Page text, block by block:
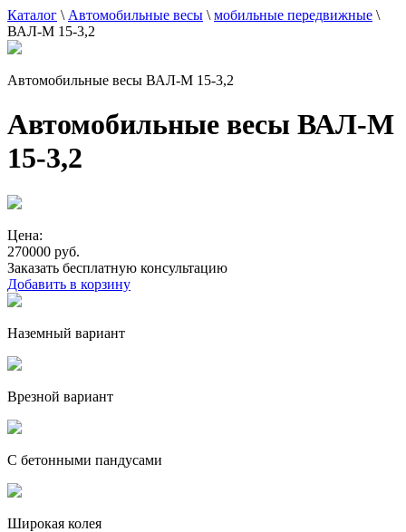
Каталог \ Автомобильные весы \ мобильные передвижные \
ВАЛ-М 15-3,2
Автомобильные весы ВАЛ-М 15-3,2
Автомобильные весы ВАЛ-М
15-3,2
Цена:
270000 руб.
Заказать бесплатную консультацию
Добавить в корзину
Наземный вариант
Врезной вариант
С бетонными пандусами
Широкая колея